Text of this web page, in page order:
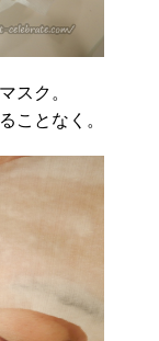
スク。
ことなく。